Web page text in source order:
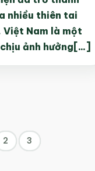
nhiều thiên tai
Việt Nam là một
ảnh hưởng[...]
2 3